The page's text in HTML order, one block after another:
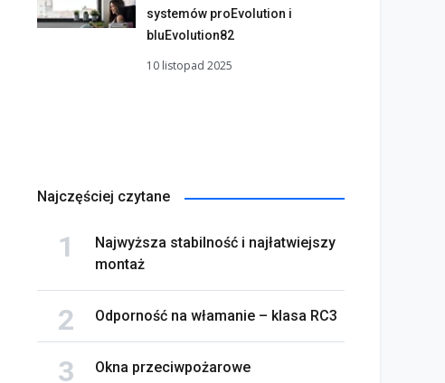
systemów proEvolution i
bluEvolution82
10 listopad 2025
Najczęściej czytane
Najwyższa stabilność i najłatwiejszy
montaż
Odporność na włamanie – klasa RC3
Okna przeciwpożarowe